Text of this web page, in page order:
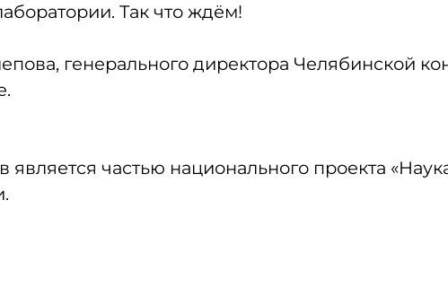
Так что ждём!
генерального директора Челябинской
частью национального проекта